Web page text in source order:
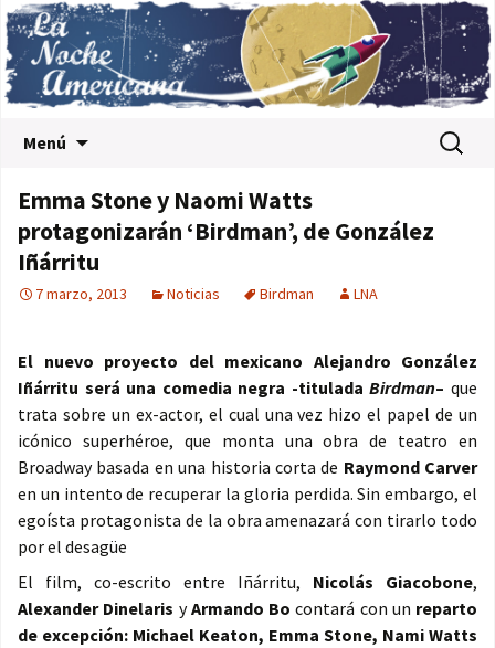
Menú Buscar:
Emma Stone y Naomi Watts
protagonizarán ‘Birdman’, de González
Iñárritu
7 marzo, 2013 Noticias Birdman LNA
El nuevo proyecto del mexicano Alejandro González
Iñárritu será una comedia negra -tituladaBirdman– que
trata sobre un ex-actor, el cual una vez hizo el papel de un
icónico superhéroe, que monta una obra de teatro en
Broadway basada en una historia corta de Raymond Carver
en un intento de recuperar la gloria perdida. Sin embargo, el
egoísta protagonista de la obra amenazará con tirarlo todo
por el desagüe
El film, co-escrito entre Iñárritu, Nicolás Giacobone,
Alexander Dinelaris yArmando Bo contará con un reparto
de excepción: Michael Keaton, Emma Stone, Nami Watts